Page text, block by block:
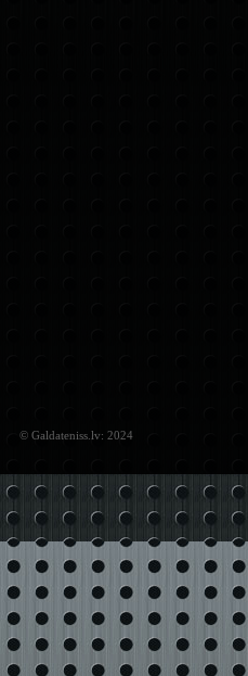
© Galdateniss.lv: 2024